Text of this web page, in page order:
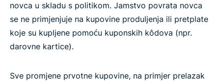
novca u skladu s politikom. Jamstvo povrata novca
se ne primjenjuje na kupovine produljenja ili pretplate
koje su kupljene pomoću kuponskih kôdova (npr.
darovne kartice).
Sve promjene prvotne kupovine, na primjer prelazak